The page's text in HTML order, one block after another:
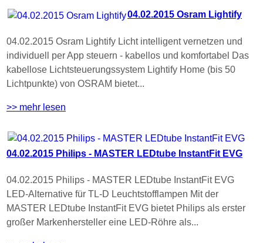
04.02.2015 Osram Lightify
04.02.2015 Osram Lightify Licht intelligent vernetzen und
individuell per App steuern - kabellos und komfortabel Das
kabellose Lichtsteuerungssystem Lightify Home (bis 50
Lichtpunkte) von OSRAM bietet...
>> mehr lesen
04.02.2015 Philips - MASTER LEDtube InstantFit EVG
04.02.2015 Philips - MASTER LEDtube InstantFit EVG
LED-Alternative für TL-D Leuchtstofflampen Mit der
MASTER LEDtube InstantFit EVG bietet Philips als erster
großer Markenhersteller eine LED-Röhre als...